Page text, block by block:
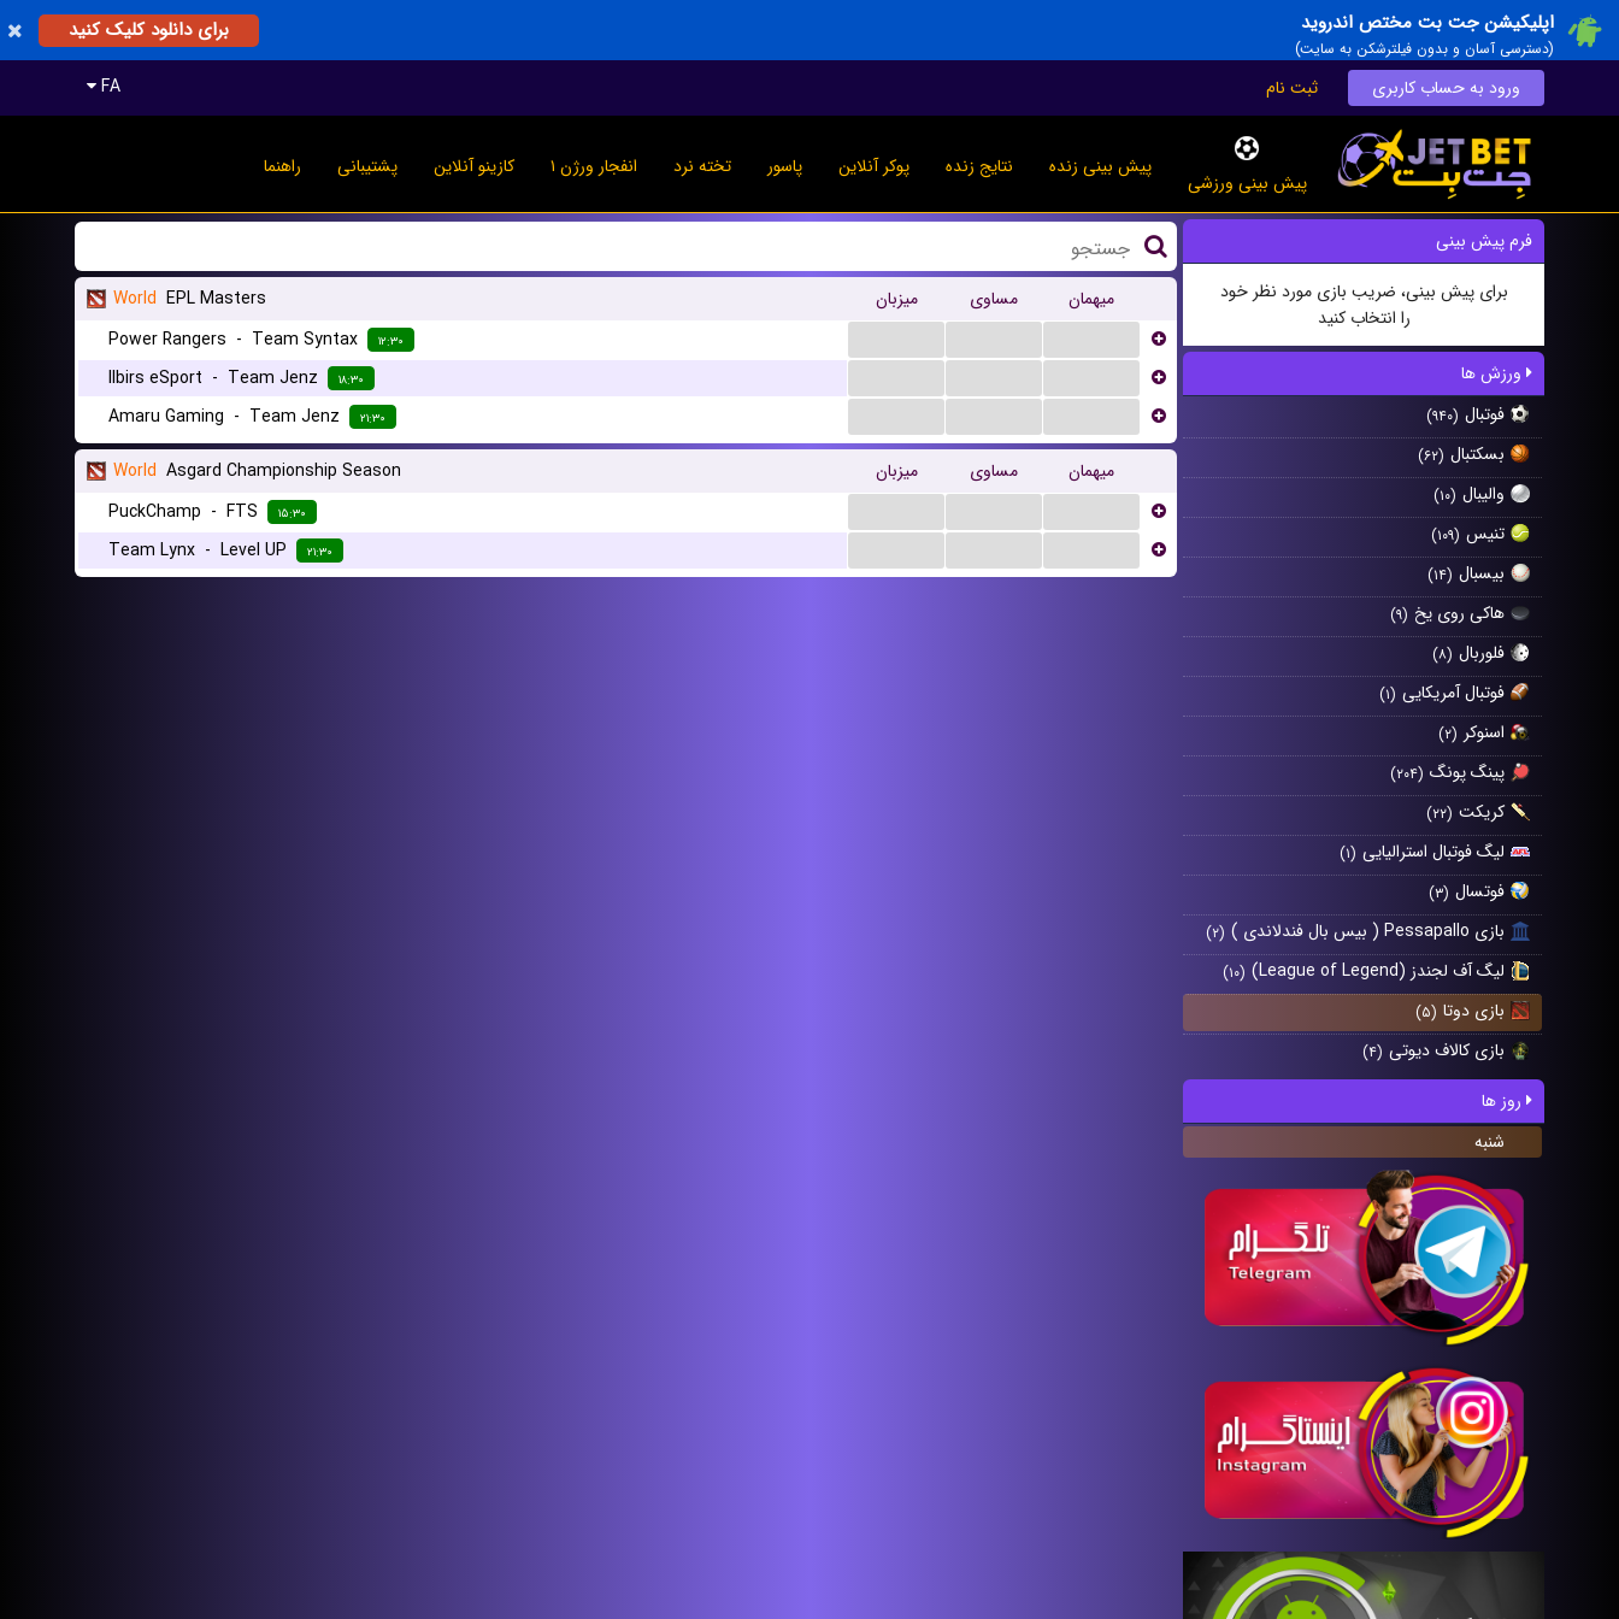
اپلیکیشن جت بت مختص اندروید
(دسترسی آسان و بدون فیلترشکن به سایت)
برای دانلود کلیک کنید
FA ورود به حساب کاربری ثبت نام
پیش بینی ورزشی
پیش بینی زنده نتایج زنده پوکر آنلاین پاسور تخته نرد انفجار ورژن ۱ کازینو آنلاین پشتیبانی راهنما
فرم پیش بینی
برای پیش بینی، ضریب بازی مورد نظر خود
را انتخاب کنید
ورزش ها
فوتبال (۹۴۰)
بسکتبال (۶۲)
والیبال (۱۰)
تنیس (۱۰۹)
بیسبال (۱۴)
هاکی روی یخ (۹)
فلوربال (۸)
فوتبال آمریکایی (۱)
اسنوکر (۲)
پینگ پونگ (۲۰۴)
کریکت (۲۲)
لیگ فوتبال استرالیایی (۱)
فوتسال (۳)
بازی Pessapallo ( بیس بال فندلاندی ) (۲)
لیگ آف لجندز (League of Legend) (۱۰)
بازی دوتا (۵)
بازی کالاف دیوتی (۴)
روز ها
شنبه
World EPL Masters میزبان مساوی
میهمان
Power Rangers - Team Syntax ۱۲:۳۰
Ilbirs eSport - Team Jenz ۱۸:۳۰
Amaru Gaming - Team Jenz ۲۱:۳۰
World Asgard Championship Season میزبان مساوی
میهمان
PuckChamp - FTS ۱۵:۳۰
Team Lynx - Level UP ۲۱:۳۰